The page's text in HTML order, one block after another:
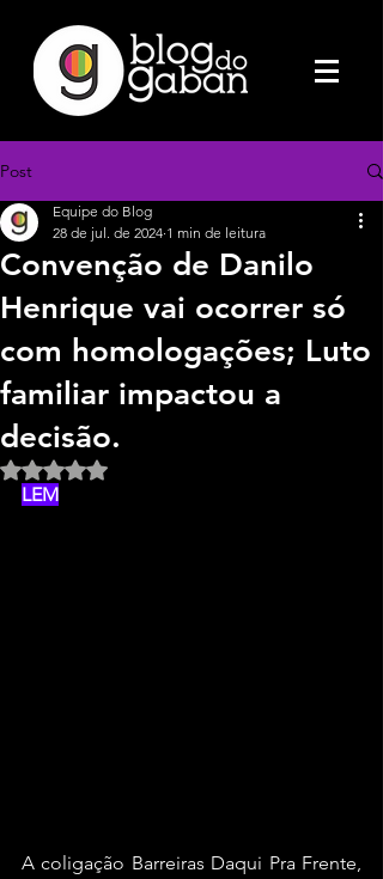
Post
Convenção de Danilo
Henrique vai ocorrer só
com homologações; Luto
familiar impactou a
decisão.
Equipe do Blog
28 de jul. de 2024 1 min de leitura
Avaliado com NaN de 5 estrelas.
LEM
A coligação Barreiras Daqui Pra Frente,